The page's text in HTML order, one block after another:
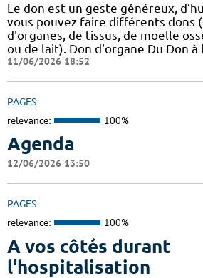
Le don est un geste généreux,
vous pouvez faire différents dons
d'organes, de tissus, de moelle
ou de lait). Don d'organe Du Don
11/06/2026 18:52
PAGES
relevance: 100%
Agenda
12/06/2026 13:50
PAGES
relevance: 100%
A vos côtés durant
l'hospitalisation